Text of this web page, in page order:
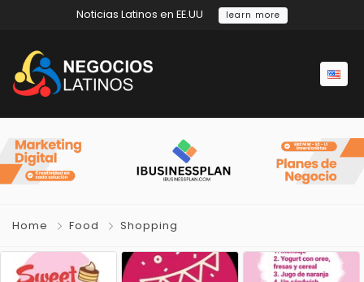
Noticias Latinos en EE.UU learn more
Home Food Shopping